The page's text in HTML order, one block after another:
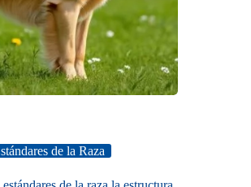
de la Raza